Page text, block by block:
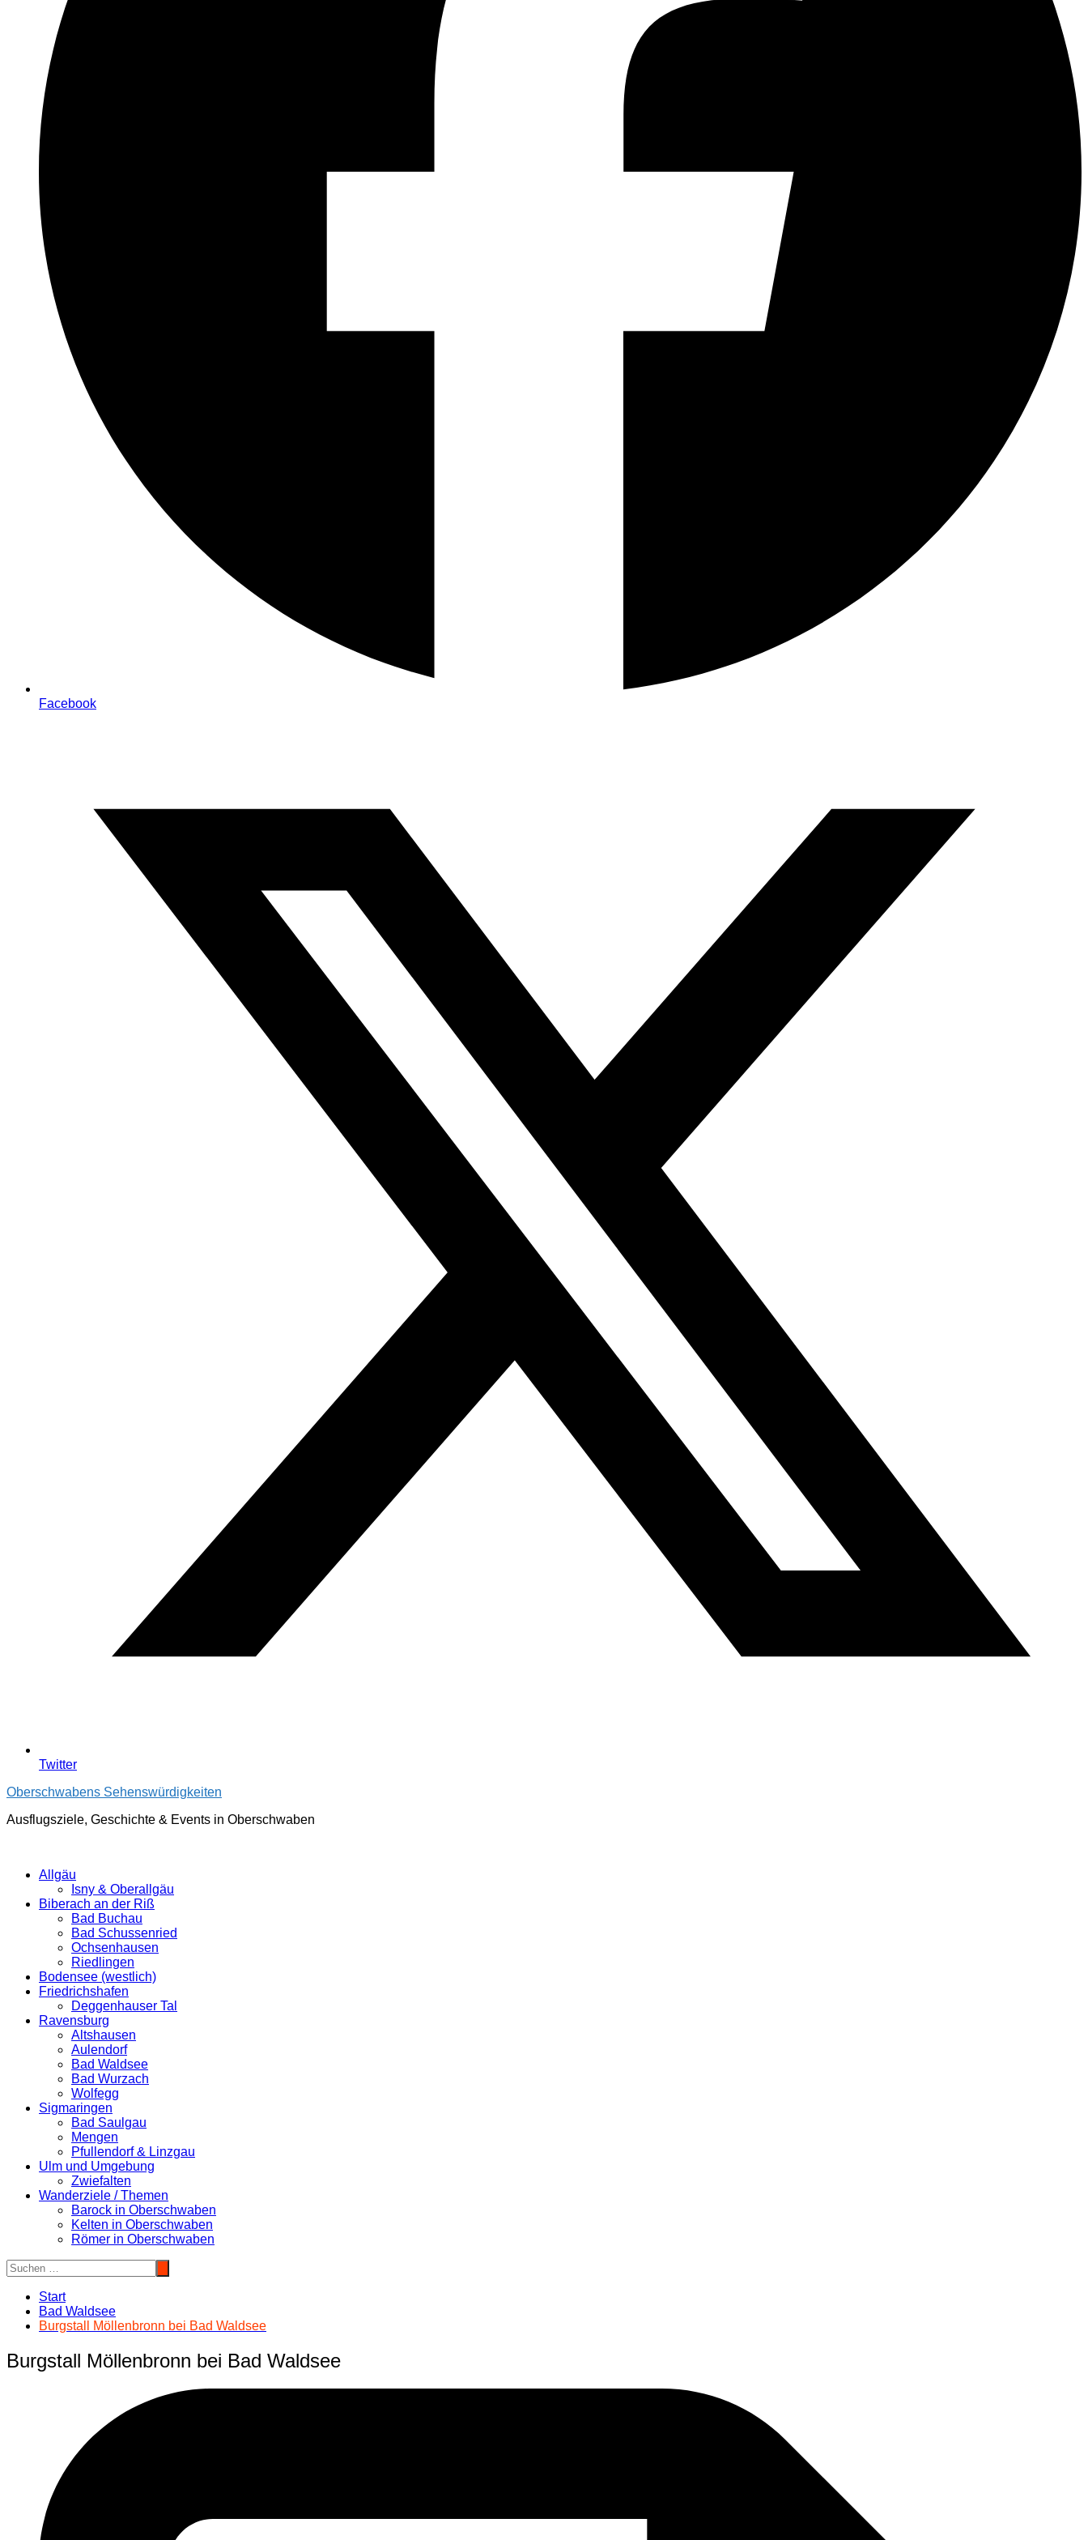
Facebook
Twitter
Oberschwabens Sehenswürdigkeiten
Ausflugsziele, Geschichte & Events in Oberschwaben
Allgäu
Isny & Oberallgäu
Biberach an der Riß
Bad Buchau
Bad Schussenried
Ochsenhausen
Riedlingen
Bodensee (westlich)
Friedrichshafen
Deggenhauser Tal
Ravensburg
Altshausen
Aulendorf
Bad Waldsee
Bad Wurzach
Wolfegg
Sigmaringen
Bad Saulgau
Mengen
Pfullendorf & Linzgau
Ulm und Umgebung
Zwiefalten
Wanderziele / Themen
Barock in Oberschwaben
Kelten in Oberschwaben
Römer in Oberschwaben
Start
Bad Waldsee
Burgstall Möllenbronn bei Bad Waldsee
Burgstall Möllenbronn bei Bad Waldsee